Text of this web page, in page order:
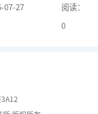
过公证，继承人可以
的公证书办理遗产过
承公证的时候，需
07-27
阅读：
0